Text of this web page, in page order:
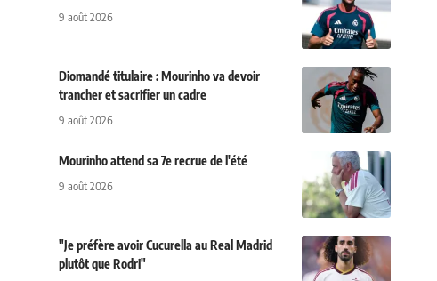
9 août 2026
Diomandé titulaire : Mourinho va devoir
trancher et sacrifier un cadre
9 août 2026
Mourinho attend sa 7e recrue de l'été
9 août 2026
"Je préfère avoir Cucurella au Real Madrid
plutôt que Rodri"